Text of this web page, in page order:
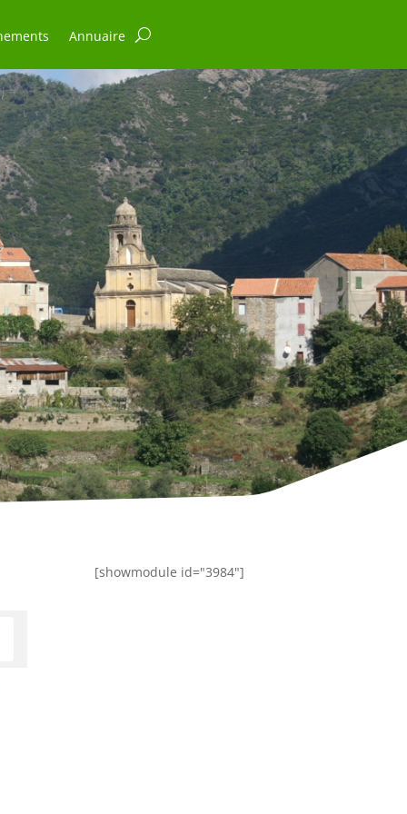
Annuaire
[showmodule id="3984"]